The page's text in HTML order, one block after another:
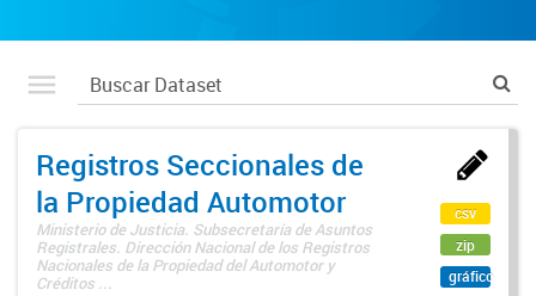
Registros Seccionales de
la Propiedad Automotor
Ministerio de Justicia. Subsecretaría de Asuntos
Registrales. Dirección Nacional de los Registros
Nacionales de la Propiedad del Automotor y
Créditos ...
csv
zip
gráfico